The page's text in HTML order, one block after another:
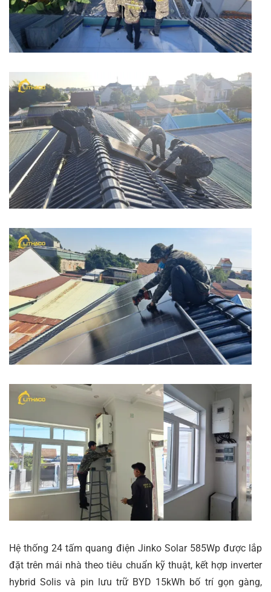
Hệ thống 24 tấm quang điện Jinko Solar 585Wp được lắp
đặt trên mái nhà theo tiêu chuẩn kỹ thuật, kết hợp inverter
hybrid Solis và pin lưu trữ BYD 15kWh bố trí gọn gàng,